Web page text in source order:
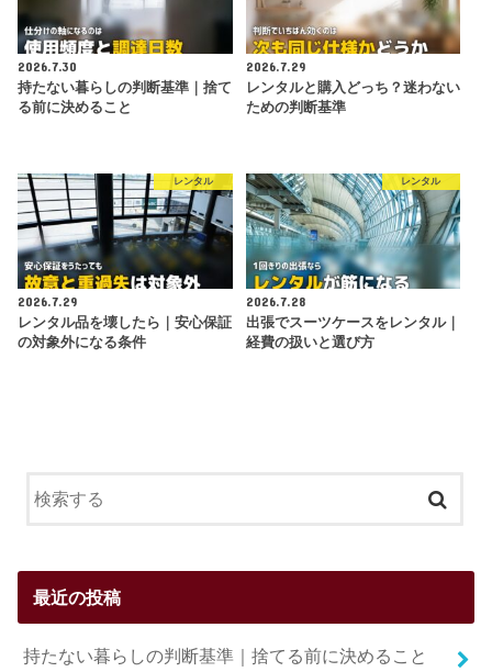
2026.7.30
持たない暮らしの判断基準｜捨て
る前に決めること
2026.7.29
レンタルと購入どっち？迷わない
ための判断基準
レンタル
2026.7.29
レンタル品を壊したら｜安心保証
の対象外になる条件
レンタル
2026.7.28
出張でスーツケースをレンタル｜
経費の扱いと選び方
最近の投稿
持たない暮らしの判断基準｜捨てる前に決めること